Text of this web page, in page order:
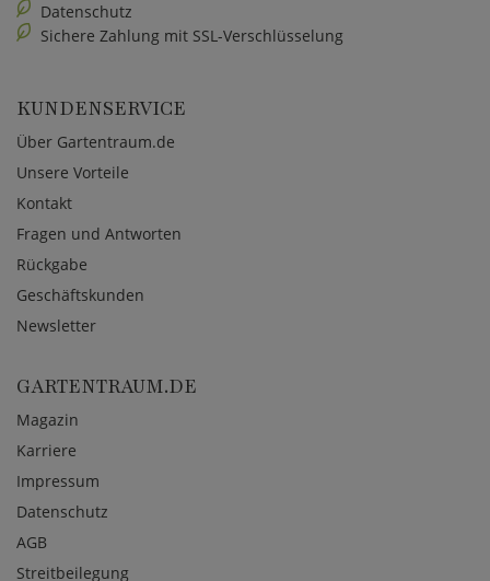
Datenschutz
Sichere Zahlung mit SSL-Verschlüsselung
KUNDENSERVICE
Über Gartentraum.de
Unsere Vorteile
Kontakt
Fragen und Antworten
Rückgabe
Geschäftskunden
Newsletter
GARTENTRAUM.DE
Magazin
Karriere
Impressum
Datenschutz
AGB
Streitbeilegung